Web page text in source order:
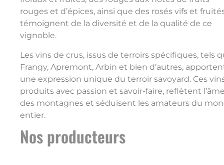
rouges et d’épices, ainsi que des rosés vifs et
témoignent de la diversité et de la qualité de ce
vignoble.
Les vins de crus, issus de terroirs spécifiques, tels
Frangy, Apremont, Arbin et bien d’autres,
une expression unique du terroir savoyard. Ces
produits avec passion et savoir-faire, reflètent
des montagnes et séduisent les amateurs du
entier.
Nos producteurs